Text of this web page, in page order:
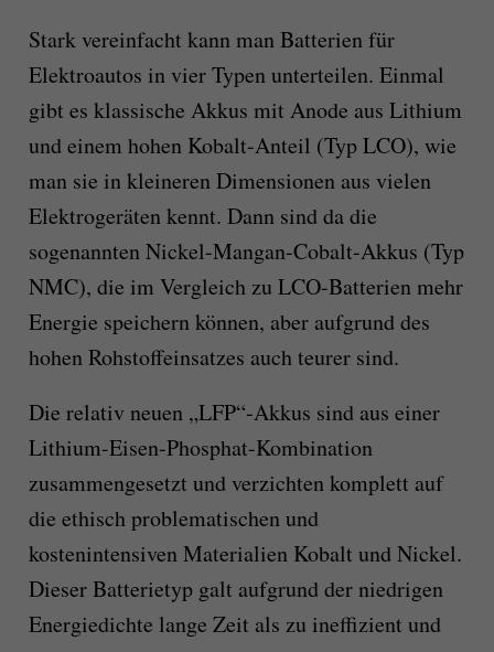
Stark vereinfacht kann man Batterien für
Elektroautos in vier Typen unterteilen. Einmal
gibt es klassische Akkus mit Anode aus Lithium
und einem hohen Kobalt-Anteil (Typ LCO), wie
man sie in kleineren Dimensionen aus vielen
Elektrogeräten kennt. Dann sind da die
sogenannten Nickel-Mangan-Cobalt-Akkus (Typ
NMC), die im Vergleich zu LCO-Batterien mehr
Energie speichern können, aber aufgrund des
hohen Rohstoffeinsatzes auch teurer sind.
Die relativ neuen „LFP“-Akkus sind aus einer
Lithium-Eisen-Phosphat-Kombination
zusammengesetzt und verzichten komplett auf
die ethisch problematischen und
kostenintensiven Materialien Kobalt und Nickel.
Dieser Batterietyp galt aufgrund der niedrigen
Energiedichte lange Zeit als zu ineffizient und